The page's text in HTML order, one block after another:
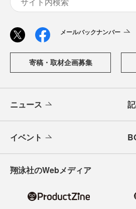
メールバックナンバー
寄稿・取材企画募集
ニュース
イベント
翔泳社のWebメディア